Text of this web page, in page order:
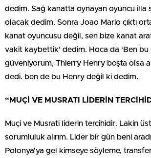
dedim. Sağ kanatta oynayan oyuncu illa
olacak dedim. Sonra Joao Mario çıktı
kanat oyuncusu değil, sen bize kanat
vakit kaybettik’ dedim. Hoca da ‘Ben
güveniyorum, Thierry Henry boşta olsa
dedi. ben de bu Henry değil ki dedim.
“MUÇİ VE MUSRATI LİDERİN
Muçi ve Musrati liderin tercihidir. Lakin
sorumluluk alırım. Lider bir gün beni aradı,
Polonya’ya gel kimseye söyleme,